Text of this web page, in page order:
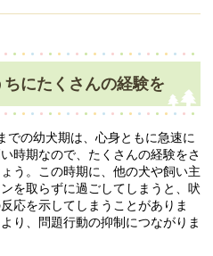
にたくさんの経験を
での幼犬期は、心身ともに急速に
時期なので、たくさんの経験をさ
う。この時期に、他の犬や飼い主
を取らずに過ごしてしまうと、吠
応を示してしまうことがありま
り、問題行動の抑制につながりま